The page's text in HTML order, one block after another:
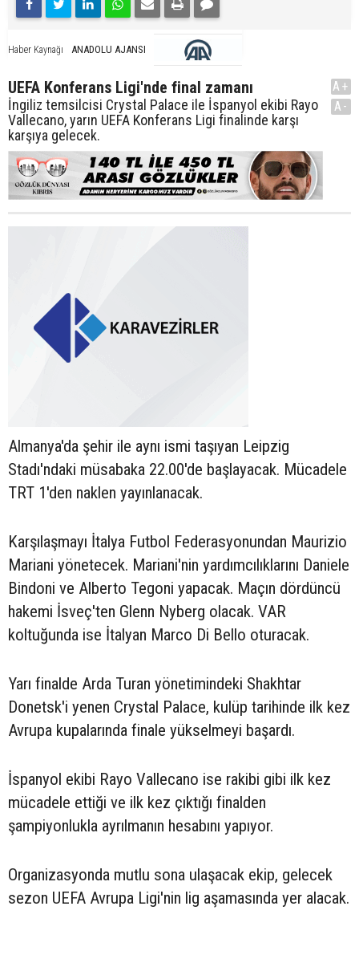
Haber Kaynağı ANADOLU AJANSI
UEFA Konferans Ligi'nde final zamanı
İngiliz temsilcisi Crystal Palace ile İspanyol ekibi Rayo
Vallecano, yarın UEFA Konferans Ligi finalinde karşı
karşıya gelecek.
A+
A-
Almanya'da şehir ile aynı ismi taşıyan Leipzig
Stadı'ndaki müsabaka 22.00'de başlayacak. Mücadele
TRT 1'den naklen yayınlanacak.
Karşılaşmayı İtalya Futbol Federasyonundan Maurizio
Mariani yönetecek. Mariani'nin yardımcılıklarını Daniele
Bindoni ve Alberto Tegoni yapacak. Maçın dördüncü
hakemi İsveç'ten Glenn Nyberg olacak. VAR
koltuğunda ise İtalyan Marco Di Bello oturacak.
Yarı finalde Arda Turan yönetimindeki Shakhtar
Donetsk'i yenen Crystal Palace, kulüp tarihinde ilk kez
Avrupa kupalarında finale yükselmeyi başardı.
İspanyol ekibi Rayo Vallecano ise rakibi gibi ilk kez
mücadele ettiği ve ilk kez çıktığı finalden
şampiyonlukla ayrılmanın hesabını yapıyor.
Organizasyonda mutlu sona ulaşacak ekip, gelecek
sezon UEFA Avrupa Ligi'nin lig aşamasında yer alacak.